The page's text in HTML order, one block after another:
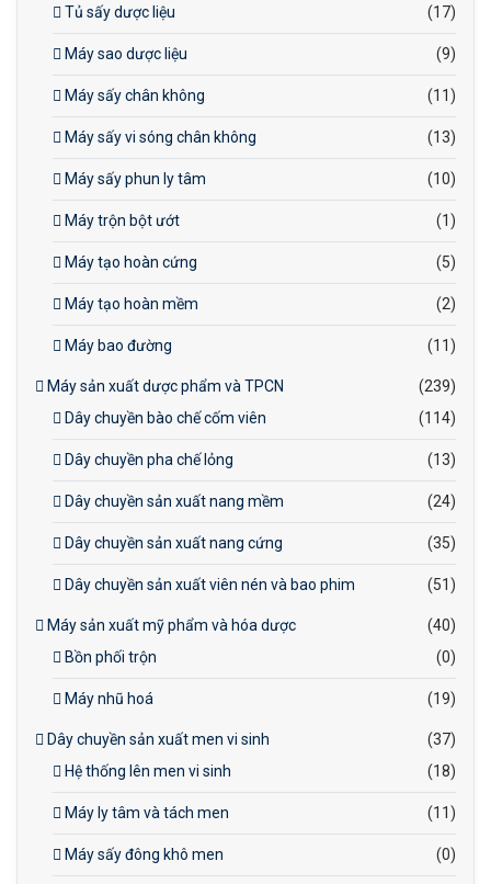
Tủ sấy dược liệu (17)
Máy sao dược liệu (9)
Máy sấy chân không (11)
Máy sấy vi sóng chân không (13)
Máy sấy phun ly tâm (10)
Máy trộn bột ướt (1)
Máy tạo hoàn cứng (5)
Máy tạo hoàn mềm (2)
Máy bao đường (11)
Máy sản xuất dược phẩm và TPCN
(239)
Dây chuyền bào chế cốm viên
(114)
Dây chuyền pha chế lỏng (13)
Dây chuyền sản xuất nang mềm (24)
Dây chuyền sản xuất nang cứng (35)
Dây chuyền sản xuất viên nén và bao phim (51)
Máy sản xuất mỹ phẩm và hóa dược
(40)
Bồn phối trộn
(0)
Máy nhũ hoá (19)
Dây chuyền sản xuất men vi sinh
(37)
Hệ thống lên men vi sinh
(18)
Máy ly tâm và tách men (11)
Máy sấy đông khô men (0)